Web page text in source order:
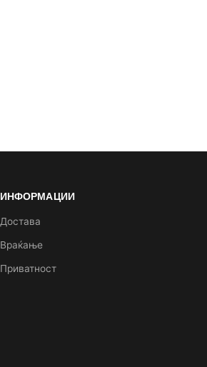
ИНФОРМАЦИИ
Достава
Враќање
Приватност